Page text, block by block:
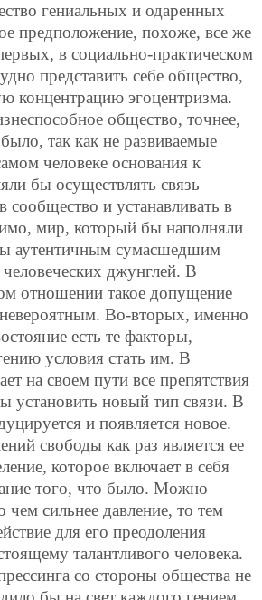
гениальных и одаренных
предположение, похоже, все же
в социально-практическом
представить себе общество,
концентрацию эгоцентризма.
общество, точнее,
так как не развиваемые
человеке основания к
бы осуществлять связь
сообщество и устанавливать в
мир, который бы наполняли
аутентичным сумасшедшим
джунглей. В
отношении такое допущение
Во-вторых, именно
есть те факторы,
условия стать им. В
на своем пути все препятствия
установить новый тип связи. В
и появляется новое.
свободы как раз является ее
которое включает в себя
того, что было. Можно
чем сильнее давление, то тем
для его преодоления
талантливого человека.
со стороны общества не